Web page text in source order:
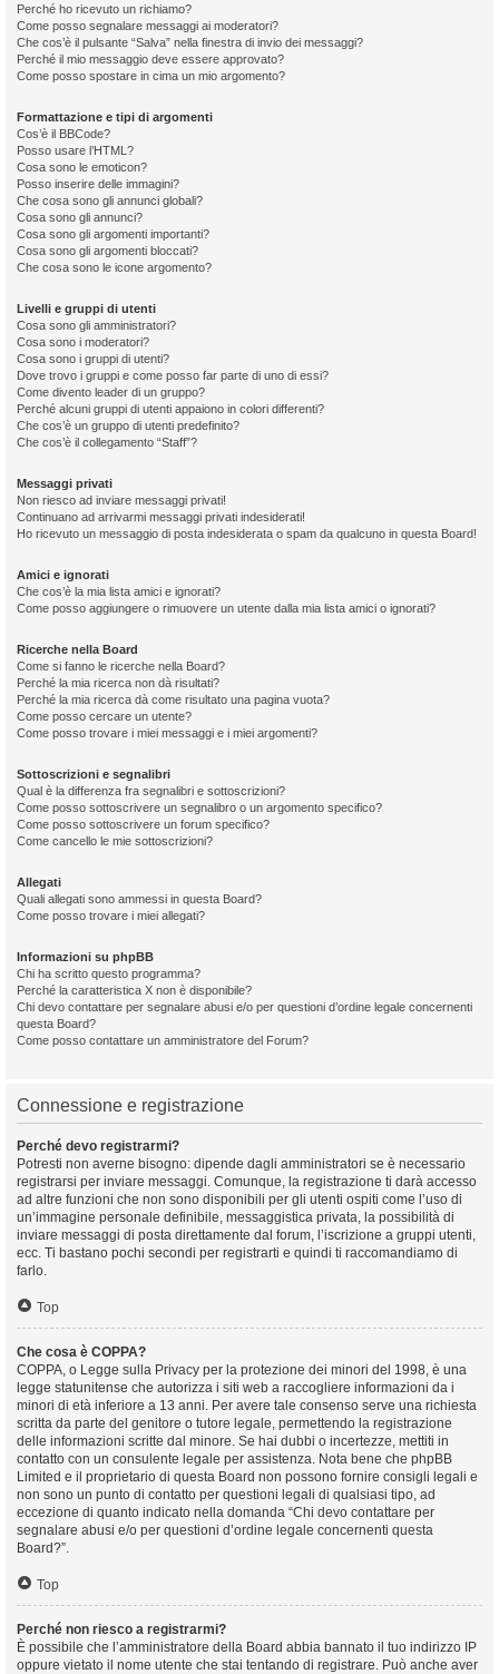
Perché ho ricevuto un richiamo?
Come posso segnalare messaggi ai moderatori?
Che cos’è il pulsante “Salva” nella finestra di invio dei messaggi?
Perché il mio messaggio deve essere approvato?
Come posso spostare in cima un mio argomento?
Formattazione e tipi di argomenti
Cos’è il BBCode?
Posso usare l’HTML?
Cosa sono le emoticon?
Posso inserire delle immagini?
Che cosa sono gli annunci globali?
Cosa sono gli annunci?
Cosa sono gli argomenti importanti?
Cosa sono gli argomenti bloccati?
Che cosa sono le icone argomento?
Livelli e gruppi di utenti
Cosa sono gli amministratori?
Cosa sono i moderatori?
Cosa sono i gruppi di utenti?
Dove trovo i gruppi e come posso far parte di uno di essi?
Come divento leader di un gruppo?
Perché alcuni gruppi di utenti appaiono in colori differenti?
Che cos’è un gruppo di utenti predefinito?
Che cos’è il collegamento “Staff”?
Messaggi privati
Non riesco ad inviare messaggi privati!
Continuano ad arrivarmi messaggi privati indesiderati!
Ho ricevuto un messaggio di posta indesiderata o spam da qualcuno in questa Board!
Amici e ignorati
Che cos’è la mia lista amici e ignorati?
Come posso aggiungere o rimuovere un utente dalla mia lista amici o ignorati?
Ricerche nella Board
Come si fanno le ricerche nella Board?
Perché la mia ricerca non dà risultati?
Perché la mia ricerca dà come risultato una pagina vuota?
Come posso cercare un utente?
Come posso trovare i miei messaggi e i miei argomenti?
Sottoscrizioni e segnalibri
Qual è la differenza fra segnalibri e sottoscrizioni?
Come posso sottoscrivere un segnalibro o un argomento specifico?
Come posso sottoscrivere un forum specifico?
Come cancello le mie sottoscrizioni?
Allegati
Quali allegati sono ammessi in questa Board?
Come posso trovare i miei allegati?
Informazioni su phpBB
Chi ha scritto questo programma?
Perché la caratteristica X non è disponibile?
Chi devo contattare per segnalare abusi e/o per questioni d’ordine legale concernenti
questa Board?
Come posso contattare un amministratore del Forum?
Connessione e registrazione
Perché devo registrarmi?
Potresti non averne bisogno: dipende dagli amministratori se è necessario
registrarsi per inviare messaggi. Comunque, la registrazione ti darà accesso
ad altre funzioni che non sono disponibili per gli utenti ospiti come l’uso di
un’immagine personale definibile, messaggistica privata, la possibilità di
inviare messaggi di posta direttamente dal forum, l’iscrizione a gruppi utenti,
ecc. Ti bastano pochi secondi per registrarti e quindi ti raccomandiamo di
farlo.
Top
Che cosa è COPPA?
COPPA, o Legge sulla Privacy per la protezione dei minori del 1998, è una
legge statunitense che autorizza i siti web a raccogliere informazioni da i
minori di età inferiore a 13 anni. Per avere tale consenso serve una richiesta
scritta da parte del genitore o tutore legale, permettendo la registrazione
delle informazioni scritte dal minore. Se hai dubbi o incertezze, mettiti in
contatto con un consulente legale per assistenza. Nota bene che phpBB
Limited e il proprietario di questa Board non possono fornire consigli legali e
non sono un punto di contatto per questioni legali di qualsiasi tipo, ad
eccezione di quanto indicato nella domanda “Chi devo contattare per
segnalare abusi e/o per questioni d’ordine legale concernenti questa
Board?”.
Top
Perché non riesco a registrarmi?
È possibile che l’amministratore della Board abbia bannato il tuo indirizzo IP
oppure vietato il nome utente che stai tentando di registrare. Può anche aver